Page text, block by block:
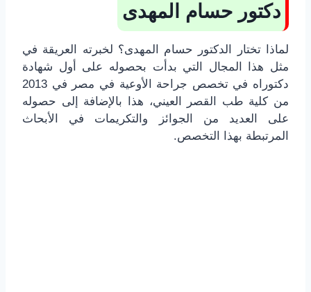
دكتور حسام المهدى
لماذا تختار الدكتور حسام المهدى؟ لخبرته العريقة في
مثل هذا المجال التي بدأت بحصوله على أول شهادة
دكتوراه في تخصص جراحة الأوعية في مصر في 2013
من كلية طب القصر العيني، هذا بالإضافة إلى حصوله
على العديد من الجوائز والتكريمات في الأبحاث
المرتبطة بهذا التخصص.